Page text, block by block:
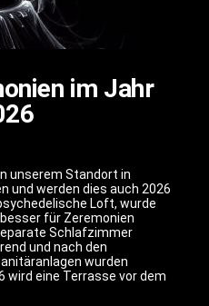
im Jahr
unserem Standort in
und werden dies auch 2026
Loft, wurde
für Zeremonien
Schlafzimmer
und nach den
wurden
wird eine Terrasse vor dem